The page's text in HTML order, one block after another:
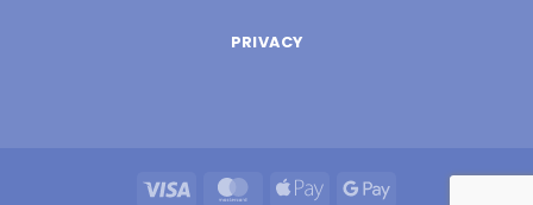
PRIVACY
Visa MasterCard
Apple Google